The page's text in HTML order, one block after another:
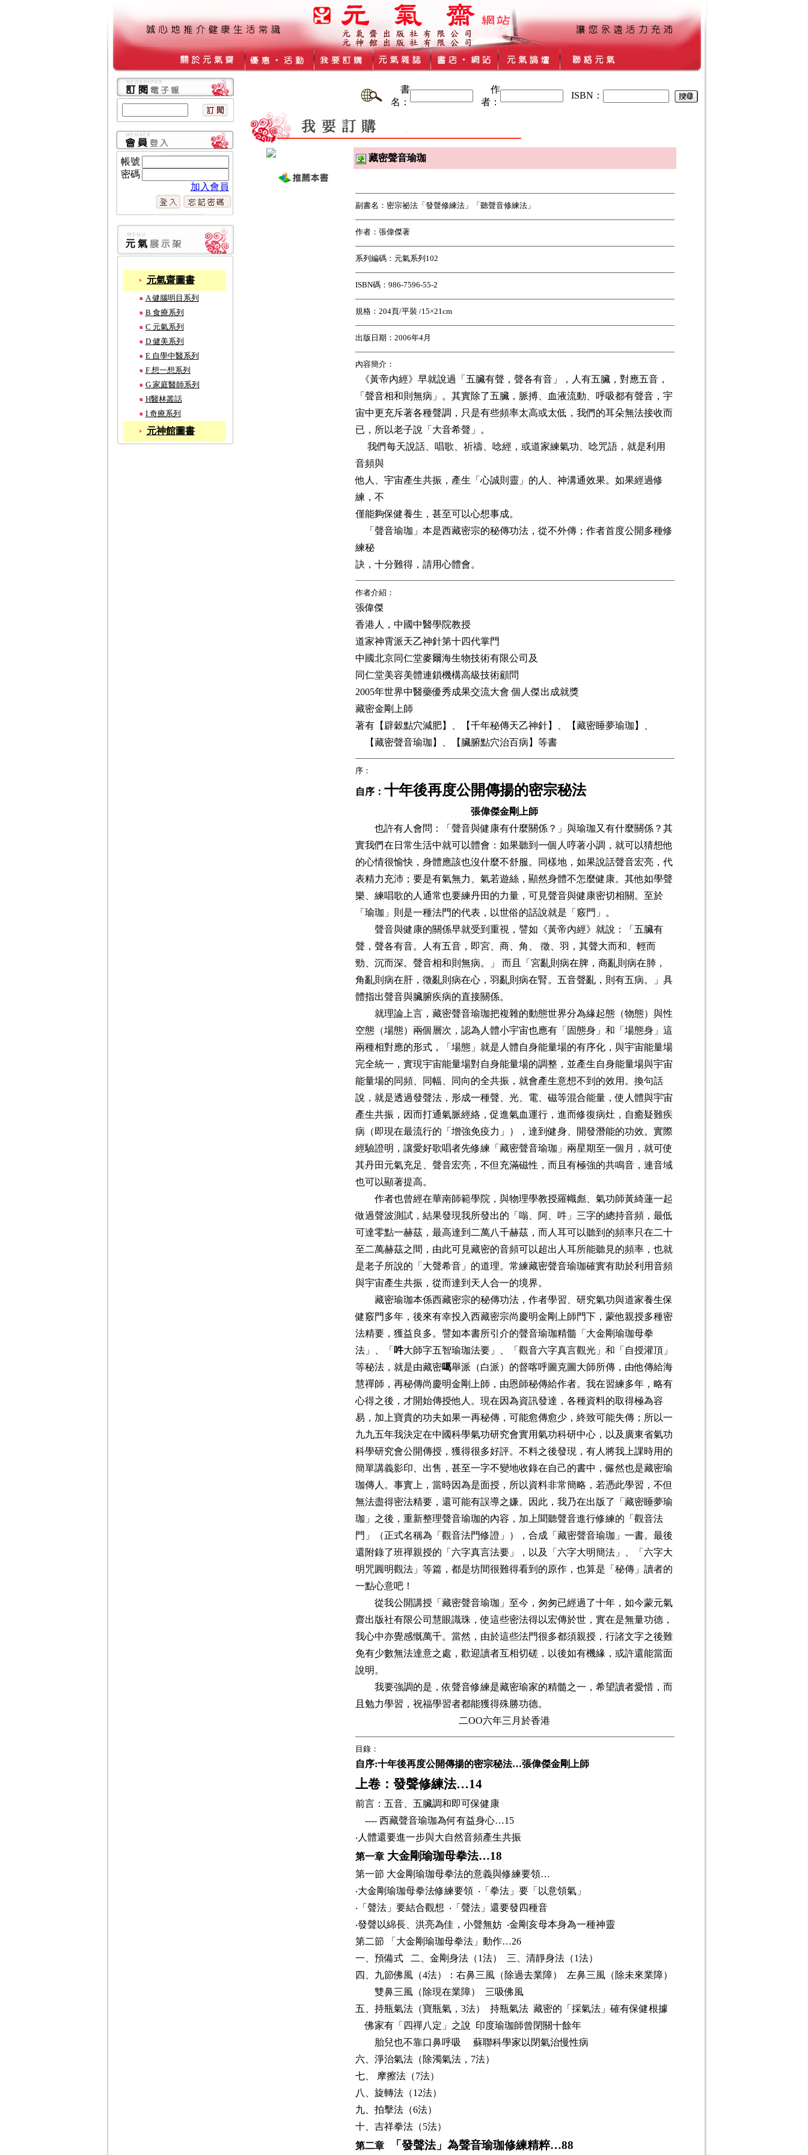
帳號
密碼
加入會員
元氣齋圖書
A 健腦明目系列
B 食療系列
C 元氣系列
D 健美系列
E 自學中醫系列
F 想一想系列
G 家庭醫師系列
H醫林叢話
I 奇療系列
元神館圖書
書
名：
作
者：
ISBN：
藏密聲音瑜珈
副書名：密宗祕法「發聲修練法」「聽聲音修練法」
作者：張偉傑著
系列編碼：元氣系列102
ISBN碼：986-7596-55-2
規格 ：204頁/平裝 /15×21cm
出版日期：2006年4月
內容簡介 ：
《黃帝內經》早就說過「五臟有聲，聲各有音」，人有五臟，對應五音，
「聲音相和則無病」。其實除了五臟，脈搏、血液流動、呼吸都有聲音，宇
宙中更充斥著各種聲調，只是有些頻率太高或太低，我們的耳朵無法接收而
已，所以老子說「大音希聲」。
我們每天說話、唱歌、祈禱、唸經，或道家練氣功、唸咒語，就是利用
音頻與
他人、宇宙產生共振，產生「心誠則靈」的人、神溝通效果。如果經過修
練，不
僅能夠保健養生，甚至可以心想事成。
「聲音瑜珈」本是西藏密宗的秘傳功法，從不外傳；作者首度公開多種修
練秘
訣，十分難得，請用心體會。
作者介紹：
張偉傑
香港人，中國中醫學院教授
道家神霄派天乙神針第十四代掌門
中國北京同仁堂麥爾海生物技術有限公司及
同仁堂美容美體連鎖機構高級技術顧問
2005年世界中醫藥優秀成果交流大會 個人傑出成就獎
藏密金剛上師
著有【辟穀點穴減肥】、【千年秘傳天乙神針】、【藏密睡夢瑜珈】、
【藏密聲音瑜珈】、【臟腑點穴治百病】等書
序：
自序： 十年後再度公開傳揚的密宗秘法
張偉傑金剛上師
也許有人會問：「聲音與健康有什麼關係？」與瑜珈又有什麼關係？其
實我們在日常生活中就可以體會：如果聽到一個人哼著小調，就可以猜想他
的心情很愉快，身體應該也沒什麼不舒服。同樣地，如果說話聲音宏亮，代
表精力充沛；要是有氣無力、氣若遊絲，顯然身體不怎麼健康。其他如學聲
樂、練唱歌的人通常也要練丹田的力量，可見聲音與健康密切相關。至於
「瑜珈」則是一種法門的代表，以世俗的話說就是「竅門」。
聲音與健康的關係早就受到重視，譬如《黃帝內經》就說：「五臟有
聲，聲各有音。人有五音，即宮、商、角、
徵、羽，其聲大而和、輕而
勁、沉而深。聲音相和則無病。」
而且「宮亂則病在脾，商亂則病在肺，
角亂則病在肝，徵亂則病在心，羽亂則病在腎。五音聲亂，則有五病。」具
體指出聲音與臟腑疾病的直接關係。
就理論上言，藏密聲音瑜珈把複雜的動態世界分為緣起態（物態）與性
空態（場態）兩個層次，認為人體小宇宙也應有「固態身」和「場態身」這
兩種相對應的形式，「場態」就是人體自身能量場的有序化，與宇宙能量場
完全統一，實現宇宙能量場對自身能量場的調整，並產生自身能量場與宇宙
能量場的同頻、同幅、同向的全共振，就會產生意想不到的效用。換句話
說，就是透過發聲法，形成一種聲、光、電、磁等混合能量，使人體與宇宙
產生共振，因而打通氣脈經絡，促進氣血運行，進而修復病灶，自癒疑難疾
病（即現在最流行的「增強免疫力」），達到健身、開發潛能的功效。實際
經驗證明，讓愛好歌唱者先修練「藏密聲音瑜珈」兩星期至一個月，就可使
其丹田元氣充足、聲音宏亮，不但充滿磁性，而且有極強的共鳴音，連音域
也可以顯著提高。
作者也曾經在華南師範學院，與物理學教授羅幟彪、氣功師黃綺蓮一起
做過聲波測試，結果發現我所發出的「嗡、阿、吽」三字的總持音頻，最低
可達零點一赫茲，最高達到二萬八千赫茲，而人耳可以聽到的頻率只在二十
至二萬赫茲之間，由此可見藏密的音頻可以超出人耳所能聽見的頻率，也就
是老子所說的「大聲希音」的道理。常練藏密聲音瑜珈確實有助於利用音頻
與宇宙產生共振，從而達到天人合一的境界。
藏密瑜珈本係西藏密宗的秘傳功法，作者學習、研究氣功與道家養生保
健竅門多年，後來有幸投入西藏密宗尚慶明金剛上師門下，蒙他親授多種密
法精要，獲益良多。譬如本書所引介的聲音瑜珈精髓「大金剛瑜珈母拳
法」、「 吽大師字五智瑜珈法要」、「觀音六字真言觀光」和「自授灌頂」
等秘法，就是由藏密噶舉派（白派）的督喀呼圖克圖大師所傳，由他傳給海
慧禪師，再秘傳尚慶明金剛上師，由恩師秘傳給作者。我在習練多年，略有
心得之後，才開始傳授他人。現在因為資訊發達，各種資料的取得極為容
易，加上寶貴的功夫如果一再秘傳，可能愈傳愈少，終致可能失傳；所以一
九九五年我決定在中國科學氣功研究會實用氣功科研中心，以及廣東省氣功
科學研究會公開傳授，獲得很多好評。不料之後發現，有人將我上課時用的
簡單講義影印、出售，甚至一字不變地收錄在自己的書中，儼然也是藏密瑜
珈傳人。事實上，當時因為是面授，所以資料非常簡略，若憑此學習，不但
無法盡得密法精要，還可能有誤導之嫌。因此，我乃在出版了「藏密睡夢瑜
珈」之後，重新整理聲音瑜珈的內容，加上聞聽聲音進行修練的「觀音法
門」（正式名稱為「觀音法門修證」），合成「藏密聲音瑜珈」一書。最後
還附錄了班禪親授的「六字真言法要」，以及「六字大明簡法」、「六字大
明咒圓明觀法」等篇，都是坊間很難得看到的原作，也算是「秘傳」讀者的
一點心意吧！
從我公開講授「藏密聲音瑜珈」至今，匆匆已經過了十年，如今蒙元氣
齋出版社有限公司慧眼識珠，使這些密法得以宏傳於世，實在是無量功德，
我心中亦覺感慨萬千。當然，由於這些法門很多都須親授，行諸文字之後難
免有少數無法達意之處，歡迎讀者互相切磋，以後如有機緣，或許還能當面
說明。
我要強調的是，依聲音修練是藏密瑜家的精髓之一，希望讀者愛惜，而
且勉力學習，祝福學習者都能獲得殊勝功德。
二OO六年三月於香港
目錄：
自序:十年後再度公開傳揚的密宗秘法…張偉傑金剛上師
上卷：發聲修練法…14
前言： 五音、五臟調和即可保健康
---- 西藏聲音瑜珈為何有益身心…15
‧ 人體還要進一步與大自然音頻產生共振
第一章 大金剛瑜珈母拳法…18
第一節 大金剛瑜珈母拳法的意義與修練要領…
‧大金剛瑜珈母拳法修練要領 ‧ 「拳法」要「以意領氣」
‧ 「聲法」要結合觀想 ‧ 「聲法」還要發四種音
‧發聲以綿長、洪亮為佳，小聲無妨 ‧金剛亥母本身為一種神靈
第二節
「大金剛瑜珈母拳法」動作…26
一、預備式
二、金剛身法（1法） 三、清靜身法（1法）
四、九節佛風（4法）：右鼻三風（除過去業障）
左鼻三風（除未來業障）
雙鼻三風（除現在業障）
三吸佛風
五、持瓶氣法（寶瓶氣， 3法） 持瓶氣法 藏密的「採氣法」確有保健根據
佛家有「四禪八定」之說 印度瑜珈師曾閉關十餘年
胎兒也不靠口鼻呼吸
蘇聯科學家以閉氣治慢性病
六、淨治氣法（除濁氣法， 7法）
七、 摩擦法（7法）
八、旋轉法（12法）
九、拍擊法（6法）
十、吉祥拳法（5法）
第二章
「發聲法」為聲音瑜珈修練精粹…88